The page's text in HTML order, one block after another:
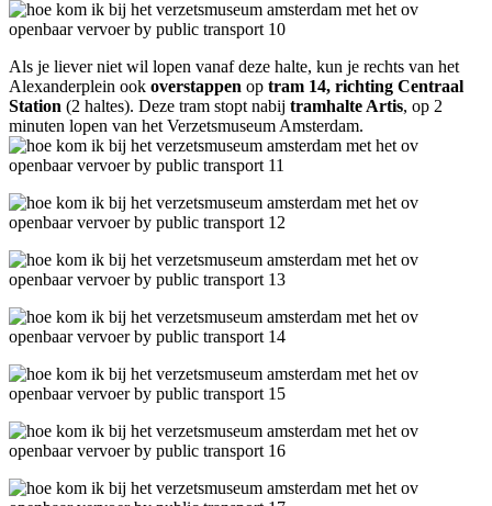
Als je liever niet wil lopen vanaf deze halte, kun je rechts van het
Alexanderplein ook overstappen op tram 14, richting Centraal
Station (2 haltes). Deze tram stopt nabij tramhalte Artis, op 2
minuten lopen van het Verzetsmuseum Amsterdam.